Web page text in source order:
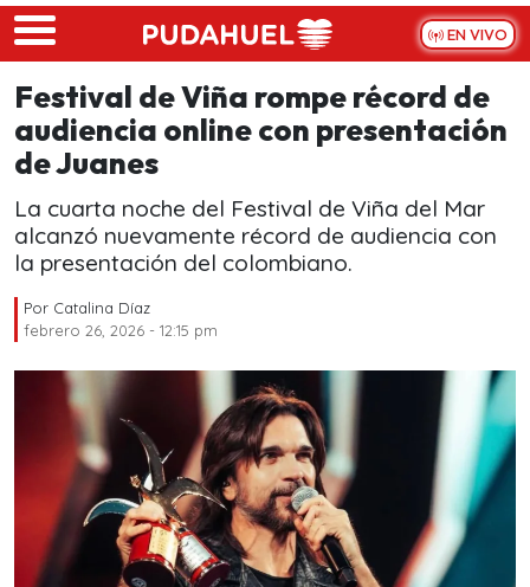
Skip to main content
EN VIVO
Festival de Viña rompe récord de
audiencia online con presentación
de Juanes
La cuarta noche del Festival de Viña del Mar
alcanzó nuevamente récord de audiencia con
la presentación del colombiano.
Por Catalina Díaz
febrero 26, 2026 - 12:15 pm